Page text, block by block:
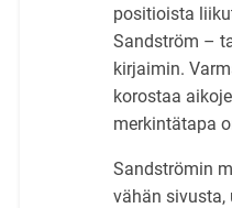
positioista
Sandström –
kirjaimin.
korostaa
merkintätapa
Sandströmin
vähän sivusta,